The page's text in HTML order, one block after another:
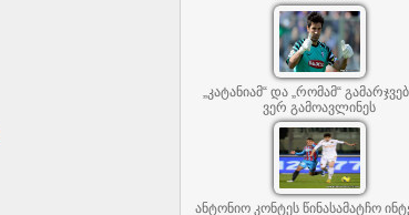
„კატანიამ“ და „რომამ“
ვერ გამოავლინეს
ანტონიო კონტეს წინასამატჩო